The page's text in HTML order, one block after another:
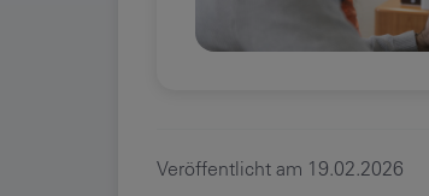
Veröffentlicht am 19.02.2026